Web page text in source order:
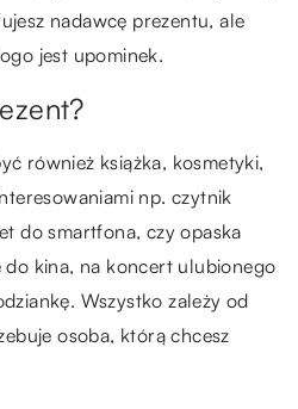
nadawcę prezentu, ale
jest upominek.
również książka, kosmetyki,
np. czytnik
do smartfona, czy opaska
kina, na koncert ulubionego
Wszystko zależy od
osoba, którą chcesz